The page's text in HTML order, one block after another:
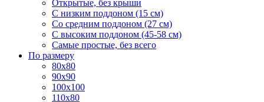
Открытые, без крыши
С низким поддоном (15 см)
Со средним поддоном (27 см)
С высоким поддоном (45-58 см)
Самые простые, без всего
По размеру
80x80
90x90
100x100
110x80